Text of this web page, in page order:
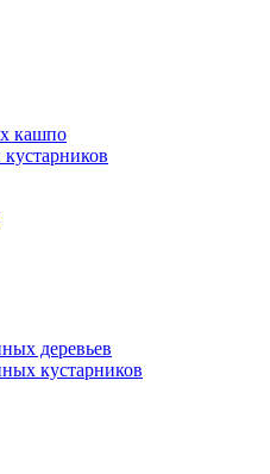
кашпо
деревьев
кустарников